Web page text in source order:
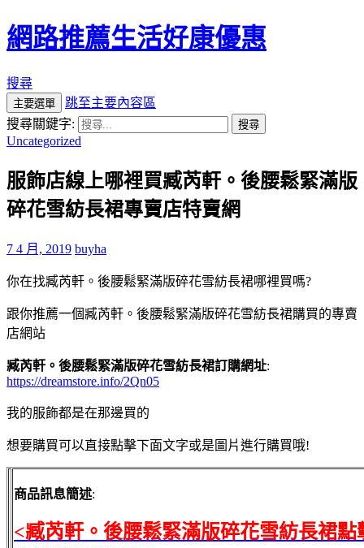
網路推薦生活好康優惠
搜尋
主要選單
跳至主要內容區
搜尋關鍵字:
Uncategorized
服飾店線上哪裡買臧芮軒。後腰鬆緊滿版
碎花雪紡長裙專賣店特賣網
7 4 月, 2019 buyha
你在找臧芮軒。後腰鬆緊滿版碎花雪紡長裙哪裡買嗎?
跟你推薦一個臧芮軒。後腰鬆緊滿版碎花雪紡長裙購買的專賣
店網站
臧芮軒。後腰鬆緊滿版碎花雪紡長裙訂購網址:
https://dreamstore.info/2Qn05
我的服飾都是在那邊買的
想要購買可以直接點擊下面文字或是圖片進行購買哦!
商品訊息簡述:
<臧芮軒。後腰鬆緊滿版碎花雪紡長裙點